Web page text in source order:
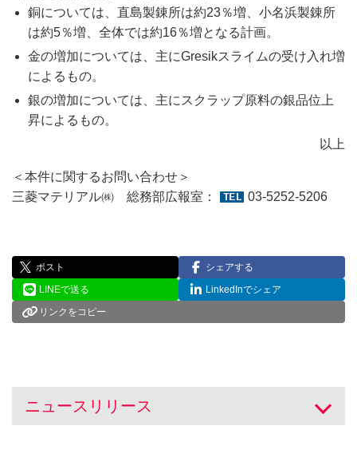
銅については、直島製錬所は約23％増、小名浜製錬所
は約5％増、全体では約16％増となる計画。
金の増加については、主にGresikスライムの受け入れ増
によるもの。
銀の増加については、主にスクラップ原料の銀品位上
昇によるもの。
以上
＜本件に関するお問い合わせ＞
三菱マテリアル㈱ 総務部広報室：
03-5252-5206
ポスト
シェアする
LINEで送る
LinkedInでシェア
リンクをコピー
ニュースリリース 開く